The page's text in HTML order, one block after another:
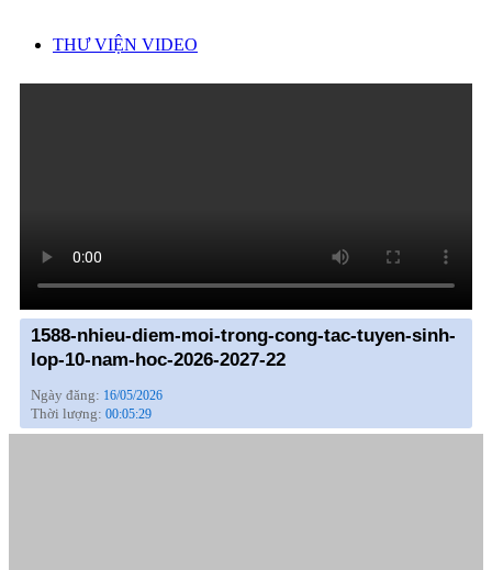
THƯ VIỆN VIDEO
1588-nhieu-diem-moi-trong-cong-tac-tuyen-sinh-
lop-10-nam-hoc-2026-2027-22
Ngày đăng: 16/05/2026
Thời lượng: 00:05:29